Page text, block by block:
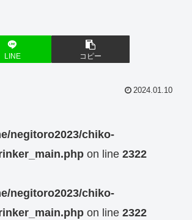
LINE コピー
2024.01.10
negitoro2023/chiko-
on line 2322
negitoro2023/chiko-
on line 2322